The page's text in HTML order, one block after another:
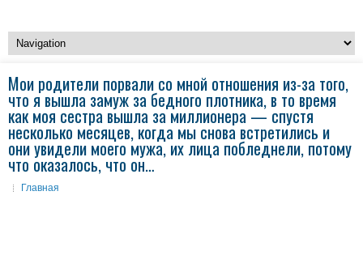
Мои родители порвали со мной отношения из-за того,
что я вышла замуж за бедного плотника, в то время
как моя сестра вышла за миллионера — спустя
несколько месяцев, когда мы снова встретились и
они увидели моего мужа, их лица побледнели, потому
что оказалось, что он…
Главная